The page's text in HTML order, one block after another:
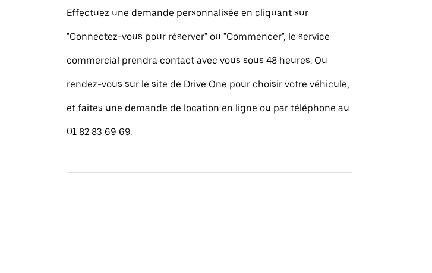
Effectuez une demande personnalisée en cliquant sur
"Connectez-vous pour réserver" ou "Commencer", le service
commercial prendra contact avec vous sous 48 heures. Ou
rendez-vous sur le site de Drive One pour choisir votre véhicule,
et faites une demande de location en ligne ou par téléphone au
01 82 83 69 69.